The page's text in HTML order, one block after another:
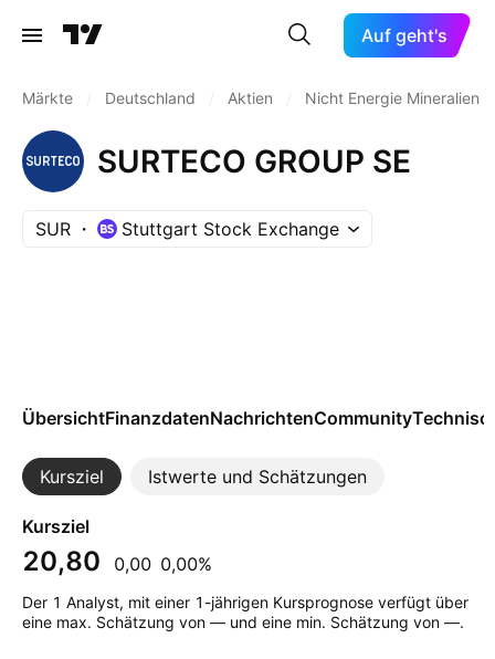
Auf geht's
Märkte Deutschland Aktien Nicht Energie Mineralien
SURTECO GROUP SE
SUR Stuttgart Stock Exchange
ÜbersichtFinanzdatenNachrichtenCommunity
Kursziel Istwerte und Schätzungen
Kursziel
20,80 0,00 0,00%
Der 1 Analyst, mit einer 1-jährigen Kursprognose verfügt über
eine max. Schätzung von — und eine min. Schätzung von —.